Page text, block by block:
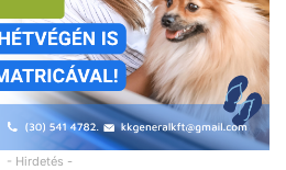
- Hirdetés -